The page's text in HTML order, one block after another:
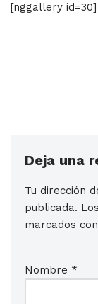
[nggallery id=30]
Deja una
Tu dirección
publicada.
marcados con
Nombre *